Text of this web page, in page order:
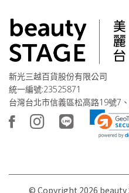
新光三越百貨股份有限公司
統一編號:23525871
台灣台北市信義區松高路19號7
© Copyright 2026 beauty